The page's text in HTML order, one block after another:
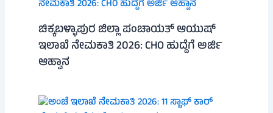
ಚಿಕ್ಕಬಳ್ಳಾಪುರ ಜಿಲ್ಲಾ ಪಂಚಾಯತ್ ಆಯುಷ್
ಇಲಾಖೆ ನೇಮಕಾತಿ 2026: CHO ಹುದ್ದೆಗೆ ಅರ್ಜಿ
ಆಹ್ವಾನ